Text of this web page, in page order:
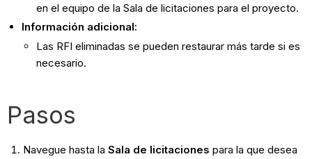
en el equipo de la Sala de licitaciones para el proyecto.
Información adicional:
Las RFI eliminadas se pueden restaurar más tarde si es
necesario.
Pasos
Navegue hasta la Sala de licitaciones para la que desea